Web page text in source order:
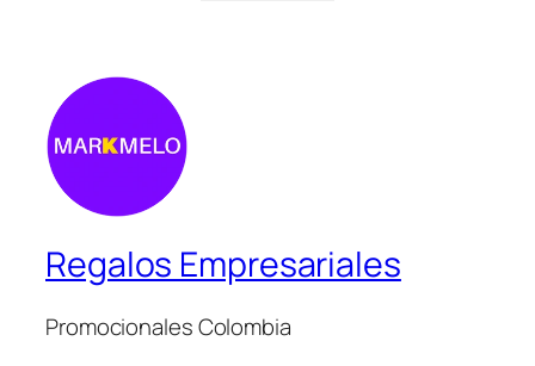
Regalos Empresariales
Promocionales Colombia